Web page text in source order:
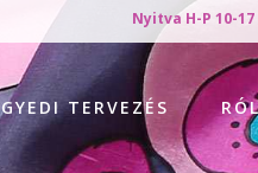
Nyitva H-P 10-17
TERVEZÉS